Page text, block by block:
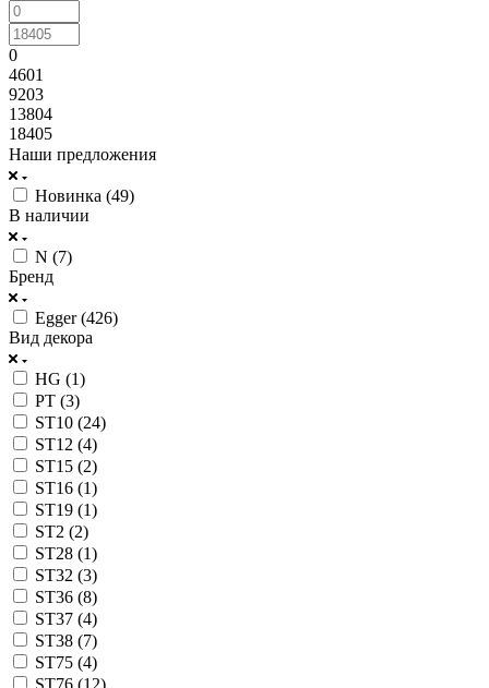
0
4601
9203
13804
18405
Наши предложения
Новинка (49)
В наличии
N (7)
Бренд
Egger (426)
Вид декора
HG (1)
PT (3)
ST10 (24)
ST12 (4)
ST15 (2)
ST16 (1)
ST19 (1)
ST2 (2)
ST28 (1)
ST32 (3)
ST36 (8)
ST37 (4)
ST38 (7)
ST75 (4)
ST76 (12)